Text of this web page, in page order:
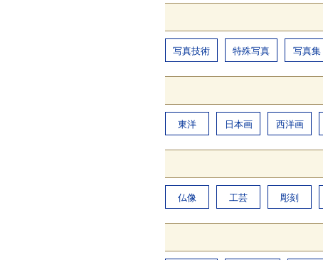
写真技術 特殊写真 写真集
東洋 日本画 西洋画
仏像 工芸 彫刻